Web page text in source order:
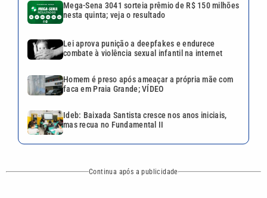
Continua após a publicidade
VTV é afiliada do
SBT na Região
CATEGORIAS
Cotidiano
Mundo Polícia
NOS SIGA NAS